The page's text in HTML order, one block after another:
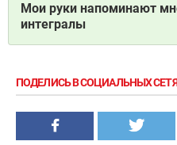
Мои руки напоминают
интегралы
ПОДЕЛИСЬ В СОЦИАЛЬНЫХ